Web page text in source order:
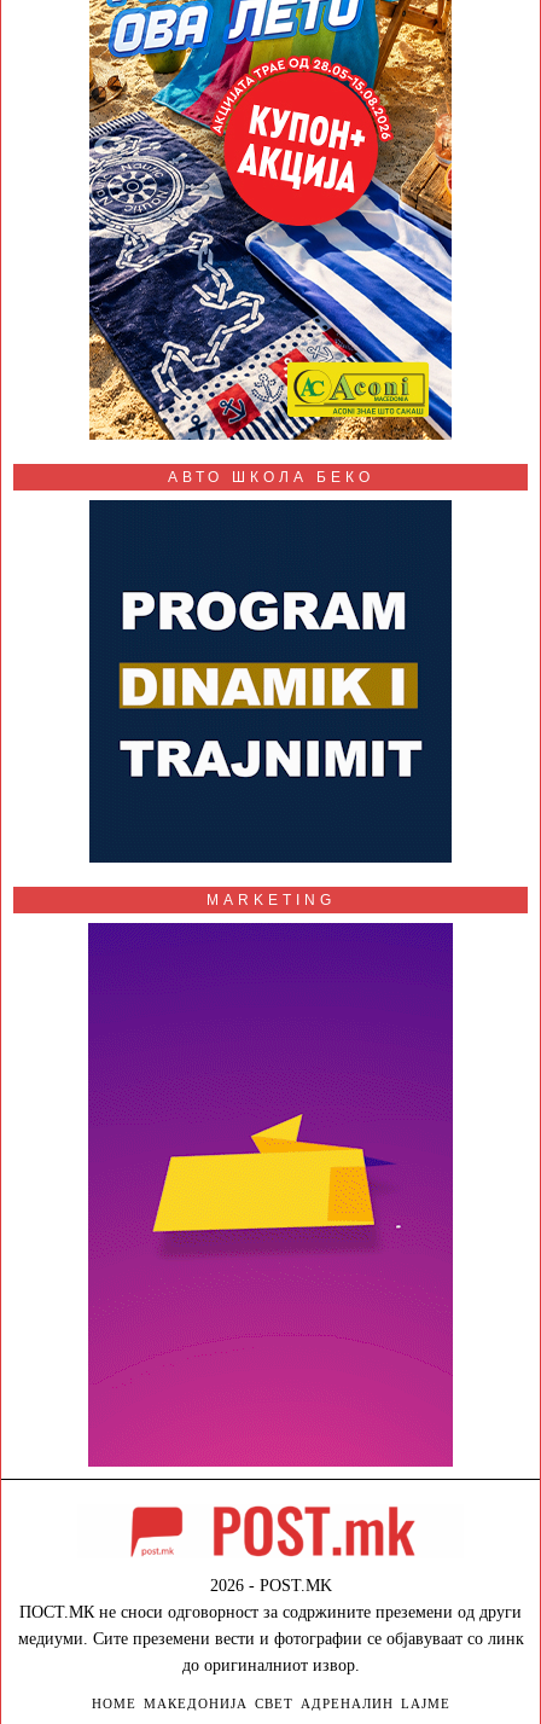
АВТО ШКОЛА БЕКО
MARKETING
2026 - POST.MK
ПОСТ.МК не сноси одговорност за содржините преземени од други
медиуми. Сите преземени вести и фотографии се објавуваат со линк
до оригиналниот извор.
HOME МАКЕДОНИЈА СВЕТ АДРЕНАЛИН LAJME